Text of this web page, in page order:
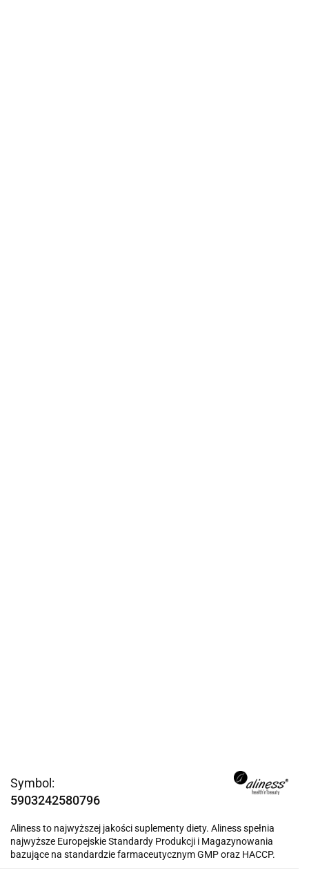
Symbol:
5903242580796
Aliness to najwyższej jakości suplementy diety. Aliness spełnia
najwyższe Europejskie Standardy Produkcji i Magazynowania
bazujące na standardzie farmaceutycznym GMP oraz HACCP.